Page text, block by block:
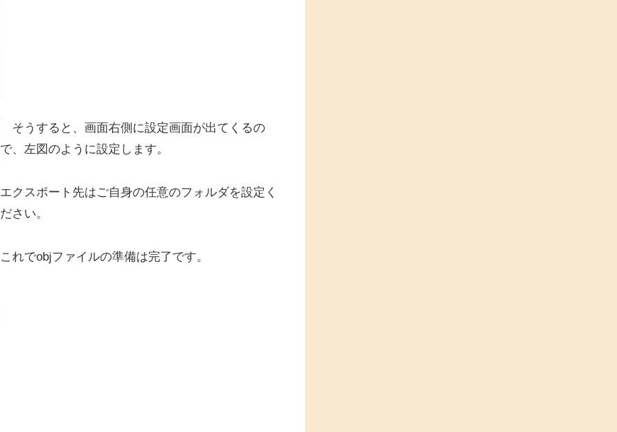
そうすると、画面右側に設定画面が出てくるの
で、左図のように設定します。
エクスポート先はご自身の任意のフォルダを設定く
ださい。
これでobjファイルの準備は完了です。